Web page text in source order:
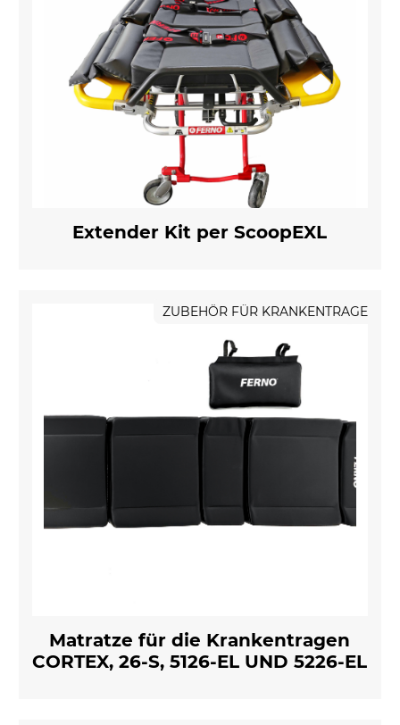
Extender Kit per ScoopEXL
ZUBEHÖR FÜR KRANKENTRAGE
Matratze für die Krankentragen
CORTEX, 26-S, 5126-EL UND 5226-EL